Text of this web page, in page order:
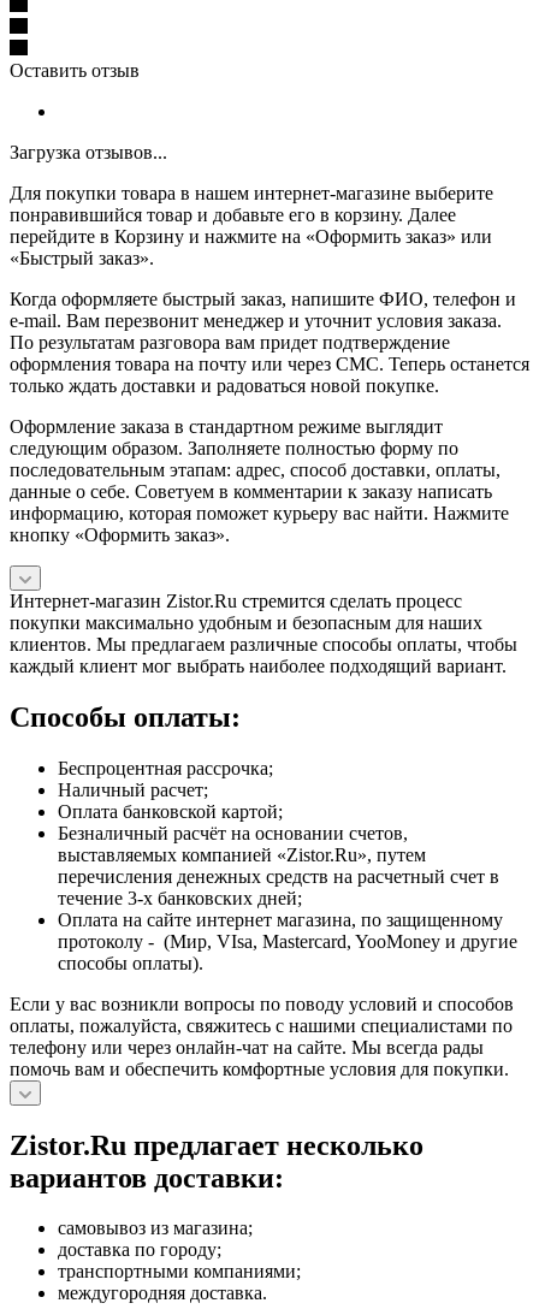
Оставить отзыв
Загрузка отзывов...
Для покупки товара в нашем интернет-магазине выберите
понравившийся товар и добавьте его в корзину. Далее
перейдите в Корзину и нажмите на «Оформить заказ» или
«Быстрый заказ».
Когда оформляете быстрый заказ, напишите ФИО, телефон и
e-mail. Вам перезвонит менеджер и уточнит условия заказа.
По результатам разговора вам придет подтверждение
оформления товара на почту или через СМС. Теперь останется
только ждать доставки и радоваться новой покупке.
Оформление заказа в стандартном режиме выглядит
следующим образом. Заполняете полностью форму по
последовательным этапам: адрес, способ доставки, оплаты,
данные о себе. Советуем в комментарии к заказу написать
информацию, которая поможет курьеру вас найти. Нажмите
кнопку «Оформить заказ».
Интернет-магазин Zistor.Ru стремится сделать процесс
покупки максимально удобным и безопасным для наших
клиентов. Мы предлагаем различные способы оплаты, чтобы
каждый клиент мог выбрать наиболее подходящий вариант.
Способы оплаты:
Беспроцентная рассрочка;
Наличный расчет;
Оплата банковской картой;
Безналичный расчёт на основании счетов,
выставляемых компанией «Zistor.Ru», путем
перечисления денежных средств на расчетный счет в
течение 3-х банковских дней;
Оплата на сайте интернет магазина, по защищенному
протоколу - (Мир, VIsa, Mastercard, YooMoney и другие
способы оплаты).
Если у вас возникли вопросы по поводу условий и способов
оплаты, пожалуйста, свяжитесь с нашими специалистами по
телефону или через онлайн-чат на сайте. Мы всегда рады
помочь вам и обеспечить комфортные условия для покупки.
Zistor.Ru предлагает несколько
вариантов доставки:
самовывоз из магазина;
доставка по городу;
транспортными компаниями;
междугородняя доставка.